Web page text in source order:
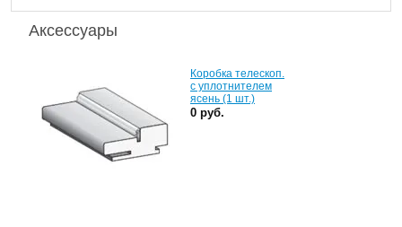
Аксессуары
Коробка телескоп.
с уплотнителем
ясень (1 шт.)
0 руб.